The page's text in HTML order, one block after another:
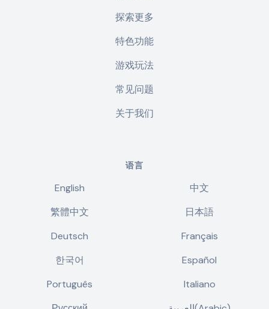
探索更多
特色功能
游戏玩法
常见问题
关于我们
语言
English
中文
繁體中文
日本語
Deutsch
Français
한국어
Español
Português
Italiano